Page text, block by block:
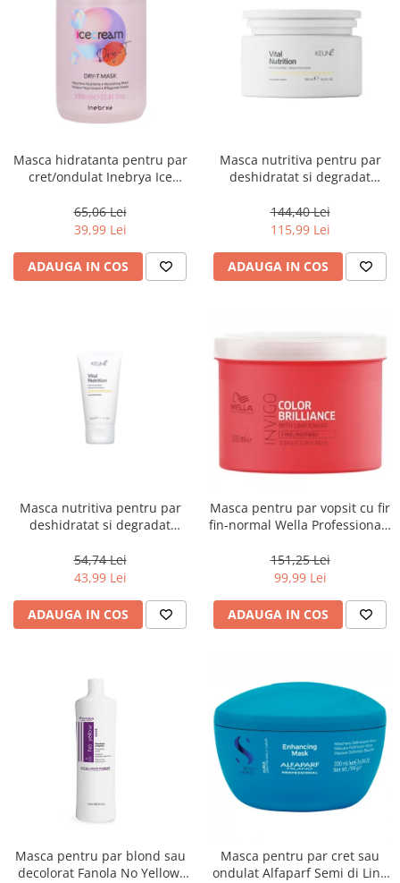
Masca hidratanta pentru par
cret/ondulat Inebrya Ice
65,06 Lei
39,99 Lei
ADAUGA IN COS
Masca nutritiva pentru par
deshidratat si degradat
Mask, 250 ml
144,40 Lei
115,99 Lei
ADAUGA IN COS
Masca nutritiva pentru par
deshidratat si degradat
Mask, 50 ml
54,74 Lei
43,99 Lei
ADAUGA IN COS
Masca pentru par vopsit cu fir
fin-normal Wella Professionals
151,25 Lei
99,99 Lei
ADAUGA IN COS
Masca pentru par blond sau
decolorat Fanola No Yellow,
Masca pentru par cret sau
ondulat Alfaparf Semi di Lino